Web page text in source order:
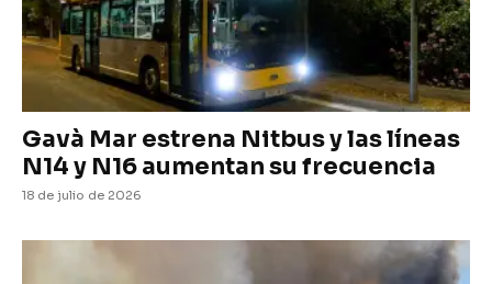
Gavà Mar estrena Nitbus y las líneas
N14 y N16 aumentan su frecuencia
18 de julio de 2026